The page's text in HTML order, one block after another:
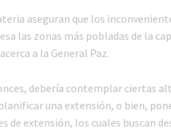
aseguran que los
las zonas más pobladas de la
a la General Paz.
debería contemplar ciertas
una extensión, o bien,
de extensión, los cuales buscan